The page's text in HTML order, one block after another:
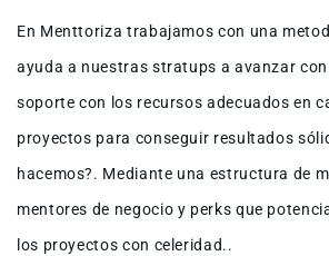
En Menttoriza trabajamos con una
ayuda a nuestras stratups a avanzar
soporte con los recursos adecuados en
proyectos para conseguir resultados
hacemos?. Mediante una estructura de
mentores de negocio y perks que
los proyectos con celeridad..